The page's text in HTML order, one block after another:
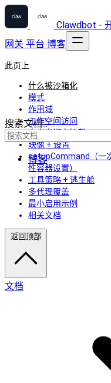
Clawdbot -
网关 平台 博客
搜索文档...
博客
此页上
什么被沙箱化
模式
作用域
工作空间访问
自定义绑定挂载
映像 + 设置
setupCommand（一
性容器设置）
工具策略 + 逃生舱
多代理覆盖
最小启用示例
相关文档
返回顶部
文档